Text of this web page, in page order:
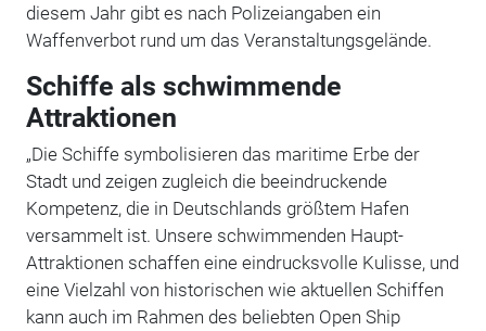
diesem Jahr gibt es nach Polizeiangaben ein
Waffenverbot rund um das Veranstaltungsgelände.
Schiffe als schwimmende
Attraktionen
„Die Schiffe symbolisieren das maritime Erbe der
Stadt und zeigen zugleich die beeindruckende
Kompetenz, die in Deutschlands größtem Hafen
versammelt ist. Unsere schwimmenden Haupt-
Attraktionen schaffen eine eindrucksvolle Kulisse, und
eine Vielzahl von historischen wie aktuellen Schiffen
kann auch im Rahmen des beliebten Open Ship